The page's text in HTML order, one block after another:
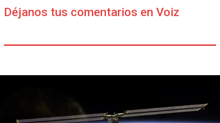
Déjanos tus comentarios en Voiz